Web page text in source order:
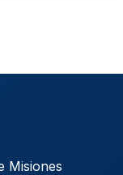
Misiones